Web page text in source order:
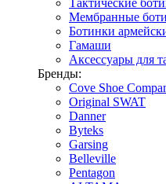
Тактические
Мембранные
Ботинки
Гамаши
Аксессуары для
Бренды:
Cove Shoe
Original SWAT
Danner
Byteks
Garsing
Belleville
Pentagon